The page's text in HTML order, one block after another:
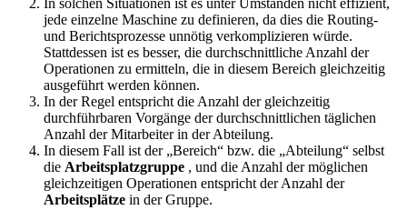
In solchen Situationen ist es unter Umständen nicht effizient,
jede einzelne Maschine zu definieren, da dies die Routing-
und Berichtsprozesse unnötig verkomplizieren würde.
Stattdessen ist es besser, die durchschnittliche Anzahl der
Operationen zu ermitteln, die in diesem Bereich gleichzeitig
ausgeführt werden können.
In der Regel entspricht die Anzahl der gleichzeitig
durchführbaren Vorgänge der durchschnittlichen täglichen
Anzahl der Mitarbeiter in der Abteilung.
In diesem Fall ist der „Bereich“ bzw. die „Abteilung“ selbst
die Arbeitsplatzgruppe , und die Anzahl der möglichen
gleichzeitigen Operationen entspricht der Anzahl der
Arbeitsplätze in der Gruppe.